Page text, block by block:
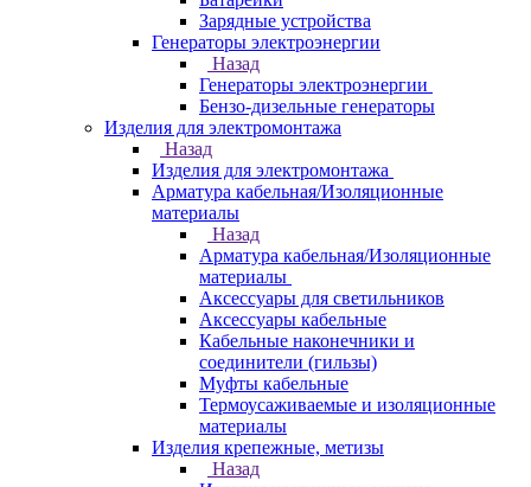
Зарядные устройства
Генераторы электроэнергии
Назад
Генераторы электроэнергии
Бензо-дизельные генераторы
Изделия для электромонтажа
Назад
Изделия для электромонтажа
Арматура кабельная/Изоляционные
материалы
Назад
Арматура кабельная/Изоляционные
материалы
Аксессуары для светильников
Аксессуары кабельные
Кабельные наконечники и
соединители (гильзы)
Муфты кабельные
Термоусаживаемые и изоляционные
материалы
Изделия крепежные, метизы
Назад